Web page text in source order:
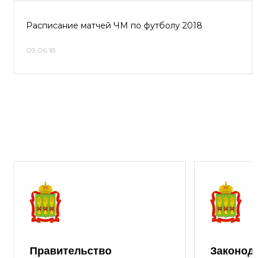
Расписание матчей ЧМ по футболу 2018
09.06.18
Правительство